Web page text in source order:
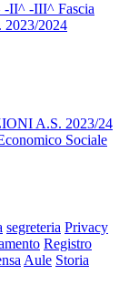
-II^ -III^ Fascia
2023/2024
A.S. 2023/24
Sociale
segreteria Privacy
Registro
Aule Storia